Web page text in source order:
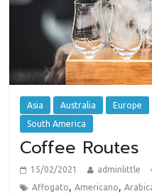
Asia Australia Europe
South America
Coffee Routes
15/02/2021 adminlittle
Affogato,Americano,